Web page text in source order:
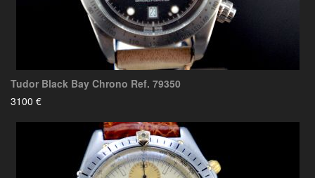
Tudor Black Bay Chrono Ref. 79350
3100 €